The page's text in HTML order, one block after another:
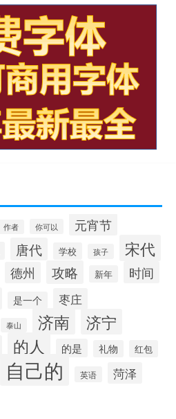
作者 你可以 元宵节
唐代 学校 孩子 宋代
德州 攻略 新年 时间
是一个 枣庄
泰山 济南 济宁
的人 的是 礼物 红包
自己的 英语 菏泽